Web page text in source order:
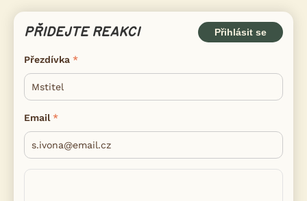
PŘIDEJTE REAKCI Přihlásit se
Přezdívka
Email